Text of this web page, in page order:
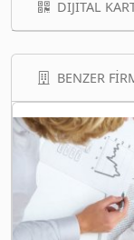
DIJITAL
BENZER